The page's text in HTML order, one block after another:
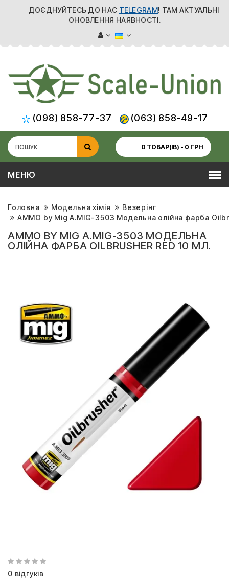
ДОЄДНУЙТЕСЬ ДО НАС TELEGRAM! ТАМ АКТУАЛЬНІ
ОНОВЛЕННЯ НАЯВНОСТІ.
(098) 858-77-37 (063) 858-49-17
0 ТОВАР(ІВ) - 0 ГРН
МЕНЮ
Головна Модельна хімія
Везерінг
AMMO by Mig A.MIG-3503 Модельна олійна фарба
AMMO BY MIG A.MIG-3503 МОДЕЛЬНА
ОЛІЙНА ФАРБА OILBRUSHER RED 10 МЛ.
0 відгуків